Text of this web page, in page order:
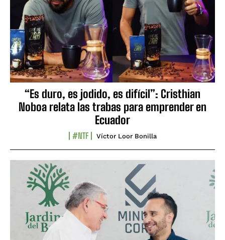
“Es duro, es jodido, es difícil”: Cristhian
Noboa relata las trabas para emprender en
Ecuador
#NTF Víctor Loor Bonilla